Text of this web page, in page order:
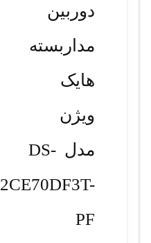
دوربین
مداربسته
هایک
ویژن
مدل DS-
2CE70DF3T-
PF